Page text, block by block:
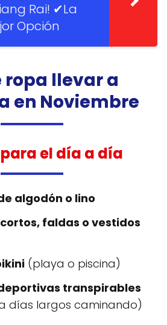
Rai! ✔La
Opción
ropa llevar a
en Noviembre
para el día a día
algodón o lino
faldas o vestidos
(playa o piscina)
transpirables
días largos caminando)